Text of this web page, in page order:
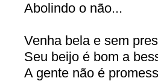
Abolindo o não...
Venha bela e sem
Seu beijo é bom a
A gente não é